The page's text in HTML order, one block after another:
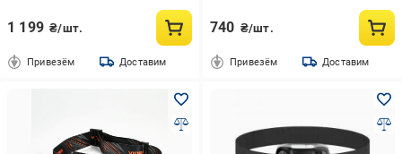
1 199 ₴/шт.
Привезём Доставим
740 ₴/шт.
Привезём Доставим